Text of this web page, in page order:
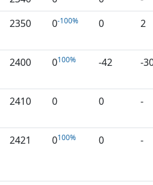
2350 0-100% 0 2
2400 0100% -42 -
2410 0 0 -
2421 0100% 0 -